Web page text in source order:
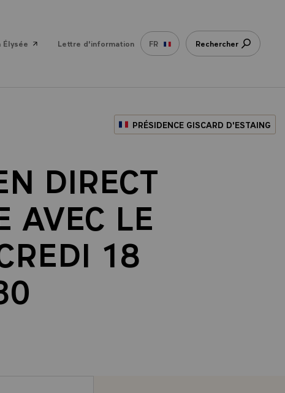
Élysée Lettre d'information FR Rechercher
PRÉSIDENCE GISCARD D'ESTAING
DIRECT
AVEC LE
18